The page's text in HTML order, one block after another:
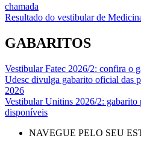
chamada
Resultado do vestibular de
GABARITOS
Vestibular Fatec 2026/2: confira o
Udesc divulga gabarito oficial das
2026
Vestibular Unitins 2026/2: gabarito
disponíveis
NAVEGUE PELO SEU